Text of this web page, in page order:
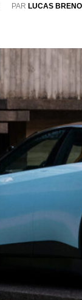
PAR LUCAS